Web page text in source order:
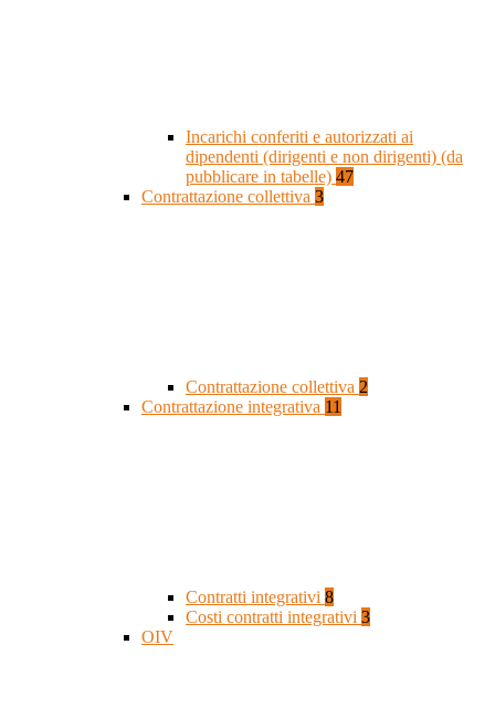
Incarichi conferiti e autorizzati ai
dipendenti (dirigenti e non dirigenti) (da
pubblicare in tabelle) 47
Contrattazione collettiva 3
Contrattazione collettiva 2
Contrattazione integrativa 11
Contratti integrativi 8
Costi contratti integrativi 3
OIV